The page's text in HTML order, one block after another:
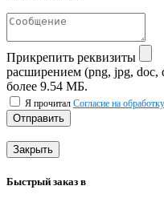
Прикрепить реквизиты
расширением (png, jpg, doc,
более 9.54 МБ.
Я прочитал Согласие на
Отправить
Закрыть
Быстрый заказ в